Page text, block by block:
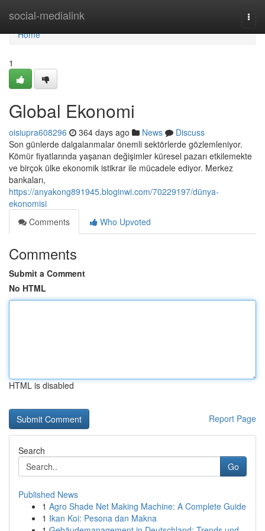
social-medialink
Home
Home
1
Global Ekonomi
oisiupra608296 364 days ago News
Discuss
Son günlerde dalgalanmalar önemli sektörlerde gözlemleniyor.
Kömür fiyatlarında yaşanan değişimler küresel pazarı etkilemekte
ve birçok ülke ekonomik istikrar ile mücadele ediyor. Merkez
bankaları,
https://anyakong891945.bloginwi.com/70229197/dünya-
ekonomisi
Comments
Who Upvoted
Comments
Submit a Comment
No HTML
HTML is disabled
Report Page
Search
Go
Published News
1 Agro Shade Net Making Machine: A Complete Guide
1 Ikan Koi: Pesona dan Makna